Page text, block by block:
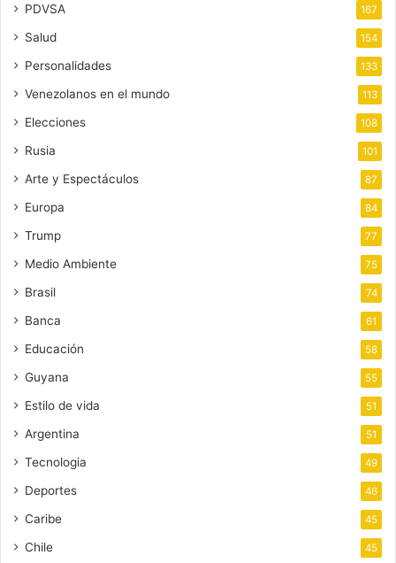
PDVSA 167
Salud 154
Personalidades 133
Venezolanos en el mundo 113
Elecciones 108
Rusia 101
Arte y Espectáculos 87
Europa 84
Trump 77
Medio Ambiente 75
Brasil 74
Banca 61
Educación 58
Guyana 55
Estilo de vida 51
Argentina 51
Tecnologia 49
Deportes 46
Caribe 45
Chile 45